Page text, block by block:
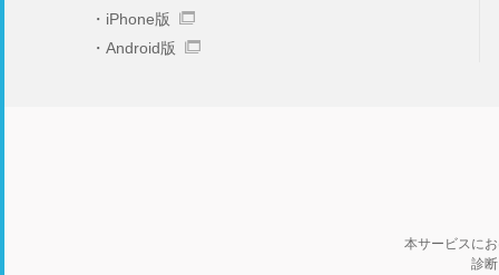
iPhone版
Android版
本サービスに
診